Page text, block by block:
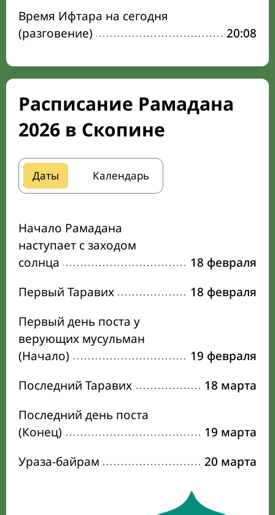
Время Ифтара на сегодня
(разговение)
20:08
Расписание Рамадана
2026 в Скопине
Даты Календарь
Начало Рамадана
наступает с заходом
солнца
18 февраля
Первый Таравих
18 февраля
Первый день поста у
верующих мусульман
(Начало)
19 февраля
Последний Таравих
18 марта
Последний день поста
(Конец)
19 марта
Ураза-байрам
20 марта